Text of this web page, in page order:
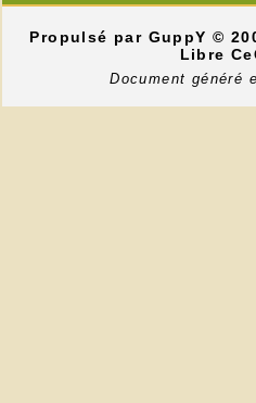
Propulsé par GuppY©
Libre
Document généré